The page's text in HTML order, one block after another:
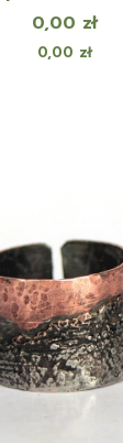
Cena
0,00 zł
Cena
0,00 zł